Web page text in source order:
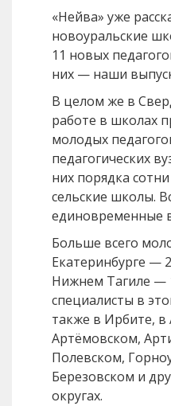
«Нейва» уже
новоуральские
11 новых
них — наши
В целом же в
работе в школах
молодых
педагогических
них порядка
сельские школы.
единовременные
Больше всего
Екатеринбурге —
Нижнем Тагиле —
специалисты в
также в Ирбите, в
Артёмовском,
Полевском,
Березовском и
округах.